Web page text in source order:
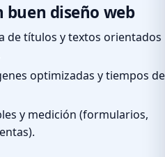
buen diseño web
de títulos y textos orientados
optimizadas y tiempos de
y medición (formularios,